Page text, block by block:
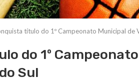
título do 1º Campeonato Municipal de
do 1º
Sul